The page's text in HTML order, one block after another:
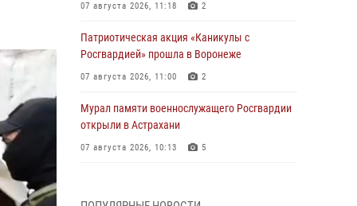
07 августа 2026, 11:18 2
Патриотическая акция «Каникулы с
Росгвардией» прошла в Воронеже
07 августа 2026, 11:00 2
Мурал памяти военнослужащего Росгвардии
открыли в Астрахани
07 августа 2026, 10:13 5